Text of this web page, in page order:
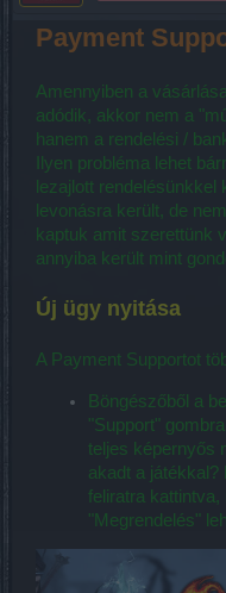
Payment
Amennyiben a
adódik, akkor nem a
hanem a rendelési /
Ilyen probléma lehet
lezajlott rendelésünkkel
levonásra került, de
kaptuk amit szerettünk
annyiba került mint
Új ügy nyitása
A Payment Supportot
Böngészőből a
"Support"
teljes képernyős
akadt a játékkal?
feliratra kattintva,
"Megrendelés"